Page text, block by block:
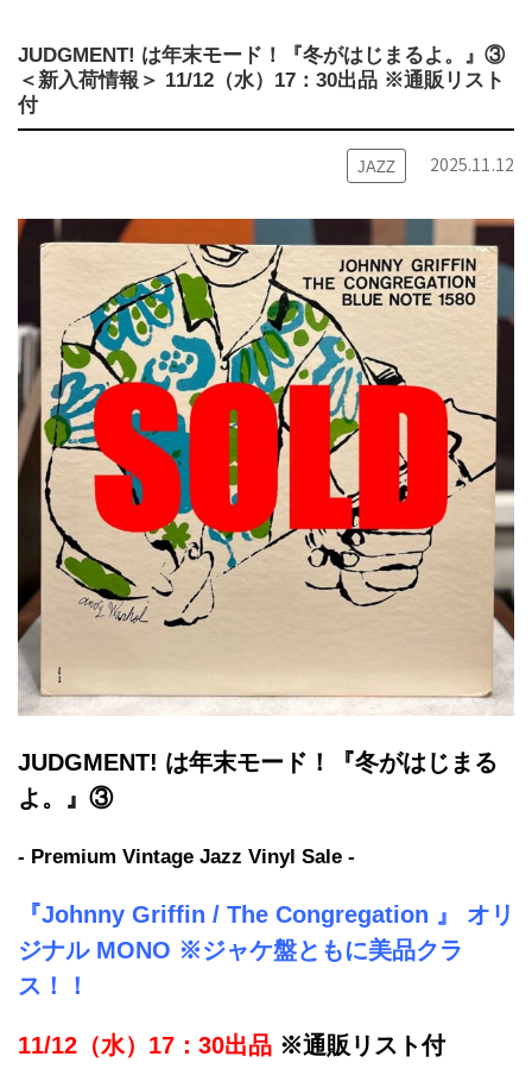
JUDGMENT! は年末モード！『冬がはじまるよ。』③
＜新入荷情報＞ 11/12（水）17：30出品 ※通販リスト
付
JAZZ 2025.11.12
JUDGMENT! は年末モード！『冬がはじまる
よ。』③
- Premium Vintage Jazz Vinyl Sale -
『Johnny Griffin / The Congregation 』 オリ
ジナル MONO ※ジャケ盤ともに美品クラ
ス！！
11/12（水）17：30出品 ※通販リスト付